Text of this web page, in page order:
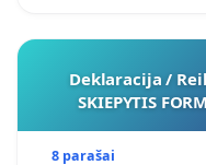
Deklaracija /
SKIEPYTIS
8 parašai